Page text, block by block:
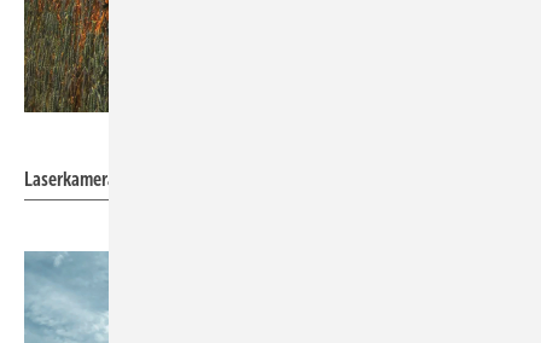
Laserkamera zur Messung von Blattunwuchten